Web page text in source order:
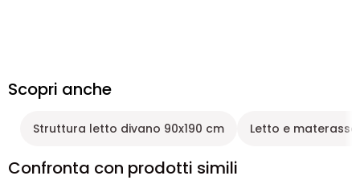
Scopri anche
Struttura letto divano 90x190 cm Letto e materasso
Confronta con prodotti simili